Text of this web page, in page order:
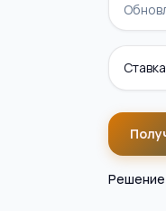
Решение